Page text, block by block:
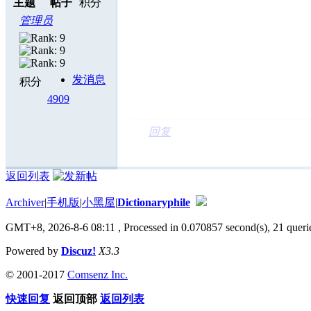
管理员
积分
4909
发消息
回复
返回列表
Archiver|手机版|小黑屋|Dictionaryphile
GMT+8, 2026-8-6 08:11 , Processed in 0.070857 second(s), 21
Powered by Discuz! X3.3
© 2001-2017 Comsenz Inc.
快速回复 返回顶部 返回列表